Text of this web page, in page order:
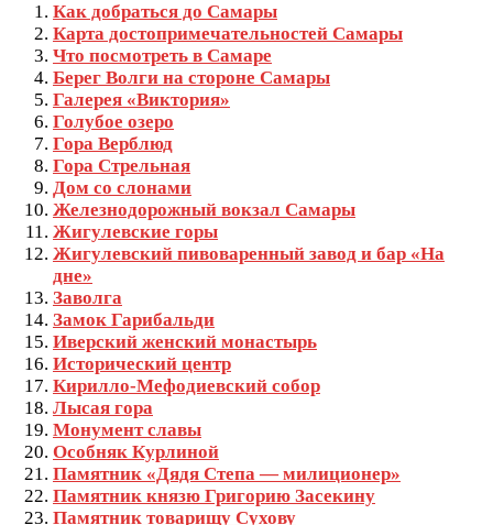
Как добраться до Самары
Карта достопримечательностей Самары
Что посмотреть в Самаре
Берег Волги на стороне Самары
Галерея «Виктория»
Голубое озеро
Гора Верблюд
Гора Стрельная
Дом со слонами
Железнодорожный вокзал Самары
Жигулевские горы
Жигулевский пивоваренный завод и бар «На
дне»
Заволга
Замок Гарибальди
Иверский женский монастырь
Исторический центр
Кирилло-Мефодиевский собор
Лысая гора
Монумент славы
Особняк Курлиной
Памятник «Дядя Степа — милиционер»
Памятник князю Григорию Засекину
Памятник товарищу Сухову